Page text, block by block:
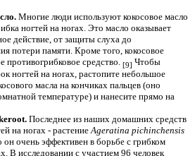
Многие люди используют кокосовое масло
ногтей на ногах. Это масло оказывает
действие, от защиты слуха до
потери памяти. Кроме того, кокосовое
противогрибковое средство. [9] Чтобы
ногтей на ногах, растопите небольшое
масла на кончиках пальцев (оно
температуре) и нанесите прямо на
Последнее из наших домашних средств
на ногах - растениеAgeratina pichinchensis
он очень эффективен в борьбе с грибком
В исследовании с участием 96 человек